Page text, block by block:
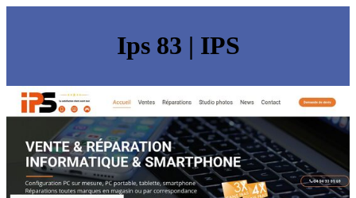
Ips 83 | IPS